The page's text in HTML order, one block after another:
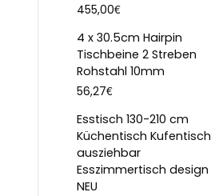
455,00€
4 x 30.5cm Hairpin
Tischbeine 2 Streben
Rohstahl 10mm
56,27€
Esstisch 130-210 cm
Küchentisch Kufentisch
ausziehbar
Esszimmertisch design
NEU